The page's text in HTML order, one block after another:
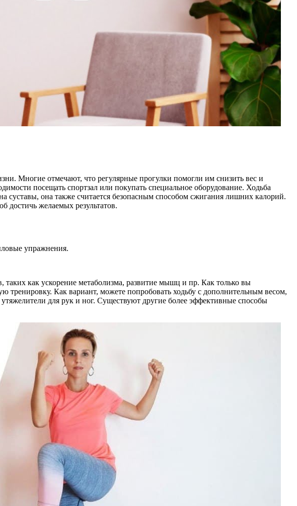
Многие отмечают, что регулярные прогулки помогли им снизить вес и
посещать спортзал или покупать специальное оборудование. Ходьба
суставы, она также считается безопасным способом сжигания лишних калорий.
достичь желаемых результатов.
упражнения.
как ускорение метаболизма, развитие мышц и пр. Как только вы
тренировку. Как вариант, можете попробовать ходьбу с дополнительным весом,
для рук и ног. Существуют другие более эффективные способы